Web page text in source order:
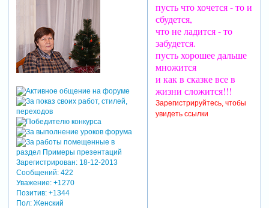
Зарегистрирован: 18-12-2013
Сообщений:422
Уважение: +1270
Позитив: +1344
Пол:Женский
пусть что хочется - то и
сбудется,
что не ладится - то
забудется.
пусть хорошее дальше
множится
и как в сказке все в
жизни сложится!!!
Зарегистрируйтесь, чтобы
увидеть ссылки